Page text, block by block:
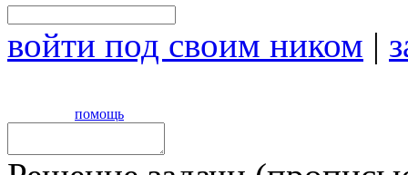
войти под своим ником |
помощь